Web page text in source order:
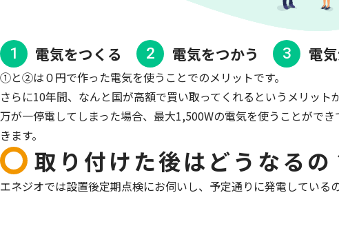
1 電気をつくる 2 電気をつかう 3 電
①と②は０円で作った電気を使うことでのメリットです。
さらに10年間、なんと国が高額で買い取ってくれるというメリット
万が一停電してしまった場合、最大1,500Wの電気を使うことがで
きます。
取り付けた後はどうなるの
エネジオでは設置後定期点検にお伺いし、予定通りに発電している